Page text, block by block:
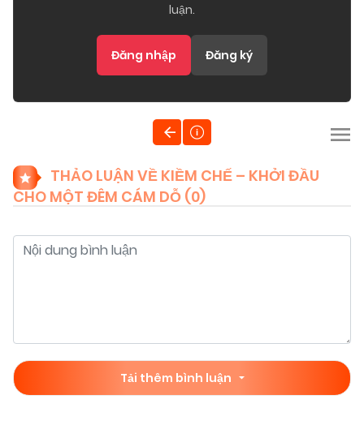
luận.
Đăng nhập Đăng ký
THẢO LUẬN VỀ KIỀM CHẾ – KHỞI ĐẦU
CHO MỘT ĐÊM CÁM DỖ (0)
Tải thêm bình luận